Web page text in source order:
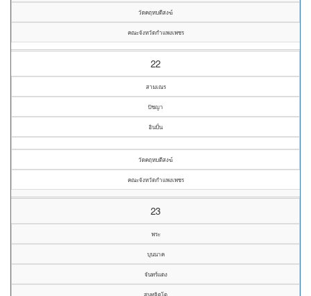
วัดคฤหบดีสงฆ์
คณะจังหวัดกำแพงเพชร
22
สามเณร
ปัชญา
อินปั๋น
วัดคฤหบดีสงฆ์
คณะจังหวัดกำแพงเพชร
23
พระ
บุนนาค
จันทร์แดง
สนฺทจิตโต